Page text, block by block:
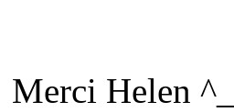
Merci Helen